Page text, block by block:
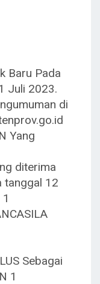
Baru Pada
Juli 2023.
di
Yang
diterima
tanggal 12
Sebagai
1